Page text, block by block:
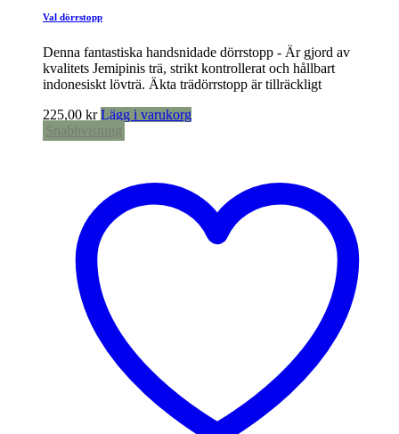
Val dörrstopp
Denna fantastiska handsnidade dörrstopp - Är gjord av
kvalitets Jemipinis trä, strikt kontrollerat och hållbart
indonesiskt lövträ. Äkta trädörrstopp är tillräckligt
225,00 kr Lägg i varukorg
Snabbvisning